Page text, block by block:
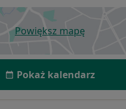
Powiększ mapę
otwiera się w
Pokaż kalendarz